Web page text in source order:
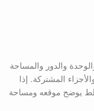
والدور والمساحة
المشتركة. إذا
يوضح موقعه ومساحة